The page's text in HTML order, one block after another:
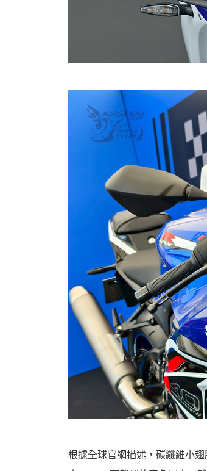
根據全球官網描述，碳纖維小